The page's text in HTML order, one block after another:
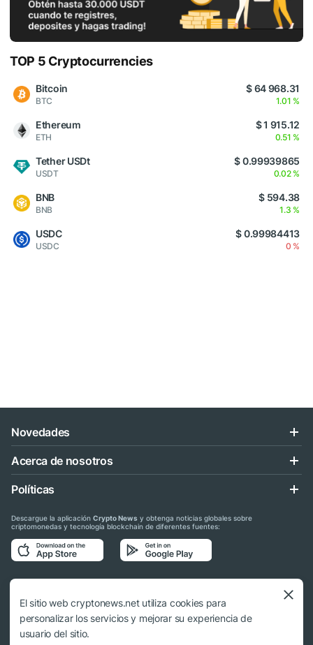
TOP 5 Cryptocurrencies
Bitcoin
BTC
$ 64 968.31
1.01 %
Ethereum
ETH
$ 1 915.12
0.51 %
Tether USDt
USDT
$ 0.99939865
0.02 %
BNB
BNB
$ 594.38
1.3 %
USDC
USDC
$ 0.99984413
0 %
Novedades
Acerca de nosotros
Políticas
Descargue la aplicación Crypto News y obtenga noticias globales sobre
criptomonedas y tecnología blockchain de diferentes fuentes:
Síganos en las redes sociales
El sitio web cryptonews.net utiliza cookies para
personalizar los servicios y mejorar su experiencia de
usuario del sitio.